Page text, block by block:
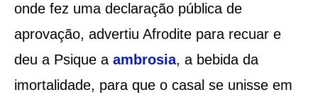
onde fez uma declaração pública de
aprovação, advertiu Afrodite para recuar e
deu a Psique a ambrosia, a bebida da
imortalidade, para que o casal se unisse em